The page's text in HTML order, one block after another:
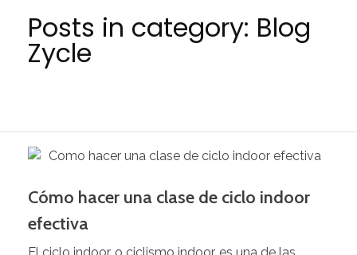
Posts in category: Blog
Zycle
Cómo hacer una clase de ciclo indoor
efectiva